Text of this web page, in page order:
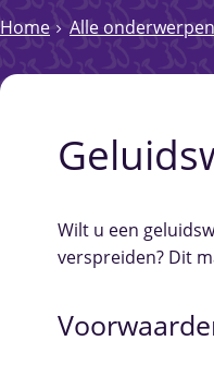
Home Alle onderwerpen
Wilt u een
verspreiden? Dit